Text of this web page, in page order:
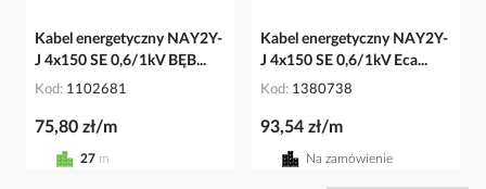
Kabel energetyczny NAY2Y-
J 4x150 SE 0,6/1kV BĘB...
Kod 1102681
75,80 zł/m
27 m
Kabel energetyczny NAY2Y-
J 4x150 SE 0,6/1kV Eca...
Kod 1380738
93,54 zł/m
Na zamówienie